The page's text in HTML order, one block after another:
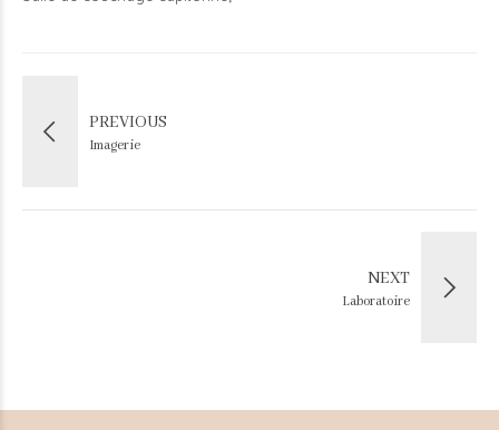
PREVIOUS
Imagerie
NEXT
Laboratoire